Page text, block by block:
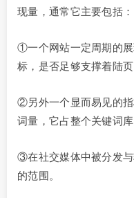
现量，通常它主要包括：
①一个网站一定周期的
标，是否足够支撑着陆
②另外一个显而易见的
词量，它占整个关键词
③在社交媒体中被分发
的范围。